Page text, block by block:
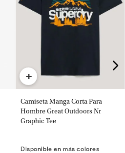
+
Camiseta Manga Corta Para
Hombre Great Outdoors Nr
Graphic Tee
Disponible en más colores